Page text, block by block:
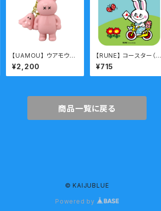
【UAMOU】 ウアモウキ
ーホルダー パステルピ
ンク あいたっ
¥2,200
【RUNE】 コースター（R
abbit/retter）
¥715
商品一覧に戻る
© KAIJUBLUE
Powered by